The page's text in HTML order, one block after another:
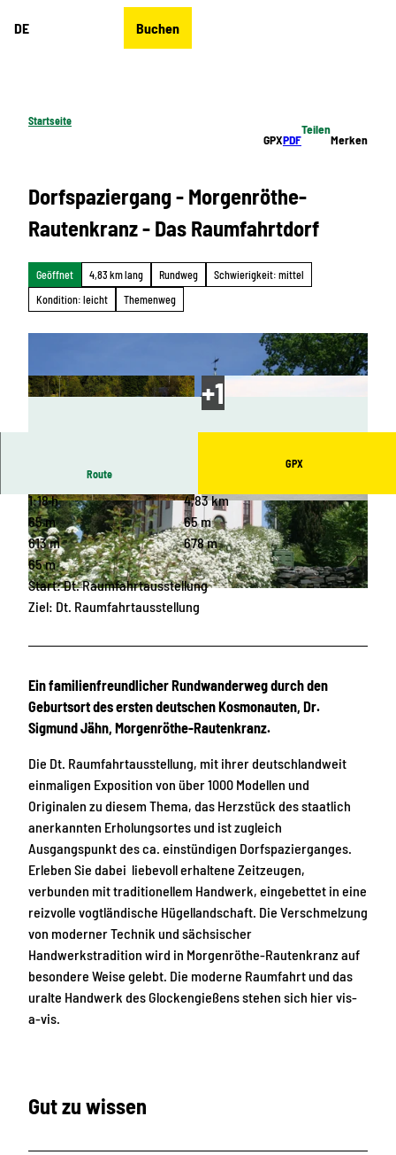
DE Buchen
Startseite
GPXPDF
Teilen
Merken
Dorfspaziergang - Morgenröthe-
Rautenkranz - Das Raumfahrtdorf
Geöffnet 4,83 km lang Rundweg
Schwierigkeit: mittel
Kondition: leicht
Themenweg
© Archiv Tourist-Information Muldenhammer / Konrad Stahl |
© Archiv Gemeinde Muldenhammer/ TMGS/Fot
ograf Rainer Weisflog |CC-BY-SA
© TI Muldenhammer, Carina Leithold |
CC-BY-SA
Route
GPX
1:18 h
4,83 km
65 m
65 m
613 m
678 m
65 m
Start: Dt. Raumfahrtausstellung
Ziel: Dt. Raumfahrtausstellung
Ein familienfreundlicher Rundwanderweg durch den
Geburtsort des ersten deutschen Kosmonauten, Dr.
Sigmund Jähn, Morgenröthe-Rautenkranz.
Die Dt. Raumfahrtausstellung, mit ihrer deutschlandweit
einmaligen Exposition von über 1000 Modellen und
Originalen zu diesem Thema, das Herzstück des staatlich
anerkannten Erholungsortes und ist zugleich
Ausgangspunkt des ca. einstündigen Dorfspazierganges.
Erleben Sie dabei liebevoll erhaltene Zeitzeugen,
verbunden mit traditionellem Handwerk, eingebettet in eine
reizvolle vogtländische Hügellandschaft. Die Verschmelzung
von moderner Technik und sächsischer
Handwerkstradition wird in Morgenröthe-Rautenkranz auf
besondere Weise gelebt. Die moderne Raumfahrt und das
uralte Handwerk des Glockengießens stehen sich hier vis-
a-vis.
Gut zu wissen